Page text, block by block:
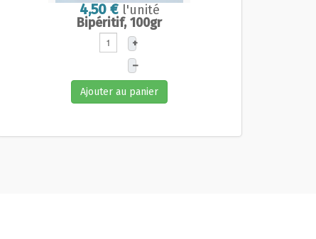
4,50 € l'unité
Bipéritif, 100gr
+
–
Ajouter au panier